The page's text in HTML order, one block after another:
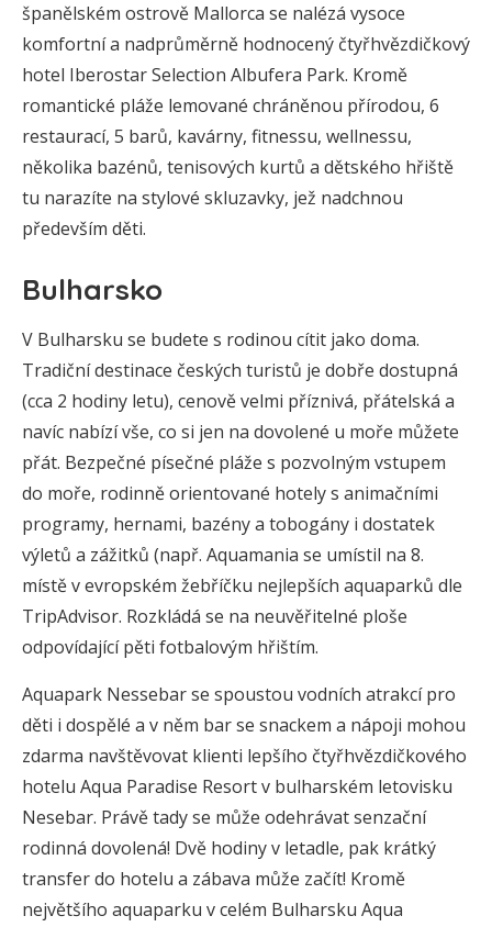
španělském ostrově Mallorca se nalézá vysoce
komfortní a nadprůměrně hodnocený čtyřhvězdičkový
hotel Iberostar Selection Albufera Park. Kromě
romantické pláže lemované chráněnou přírodou, 6
restaurací, 5 barů, kavárny, fitnessu, wellnessu,
několika bazénů, tenisových kurtů a dětského hřiště
tu narazíte na stylové skluzavky, jež nadchnou
především děti.
Bulharsko
V Bulharsku se budete s rodinou cítit jako doma.
Tradiční destinace českých turistů je dobře dostupná
(cca 2 hodiny letu), cenově velmi příznivá, přátelská a
navíc nabízí vše, co si jen na dovolené u moře můžete
přát. Bezpečné písečné pláže s pozvolným vstupem
do moře, rodinně orientované hotely s animačními
programy, hernami, bazény a tobogány i dostatek
výletů a zážitků (např. Aquamania se umístil na 8.
místě v evropském žebříčku nejlepších aquaparků dle
TripAdvisor. Rozkládá se na neuvěřitelné ploše
odpovídající pěti fotbalovým hřištím.
Aquapark Nessebar se spoustou vodních atrakcí pro
děti i dospělé a v něm bar se snackem a nápoji mohou
zdarma navštěvovat klienti lepšího čtyřhvězdičkového
hotelu Aqua Paradise Resort v bulharském letovisku
Nesebar. Právě tady se může odehrávat senzační
rodinná dovolená! Dvě hodiny v letadle, pak krátký
transfer do hotelu a zábava může začít! Kromě
největšího aquaparku v celém Bulharsku Aqua